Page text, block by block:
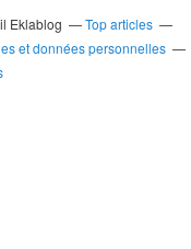
Eklablog
Top articles
et données personnelles